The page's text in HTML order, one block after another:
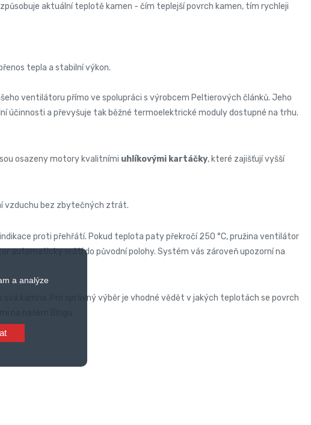
a analýze
aktuální teplotě kamen - čím teplejší povrch kamen, tím rychleji
tepla a stabilní výkon.
ventilátoru přímo ve spolupráci s výrobcem Peltierových článků. Jeho
účinnosti a převyšuje tak běžné termoelektrické moduly dostupné na trhu.
osazeny motory kvalitními uhlíkovými kartáčky, které zajišťují vyšší
vzduchu bez zbytečných ztrát.
proti přehřátí. Pokud teplota paty překročí 250 °C, pružina ventilátor
automaticky vrátí do původní polohy. Systém vás zároveň upozorní na
kamna. Pro správný výběr je vhodné vědět v jakých teplotách se povrch
na našem Blogu.